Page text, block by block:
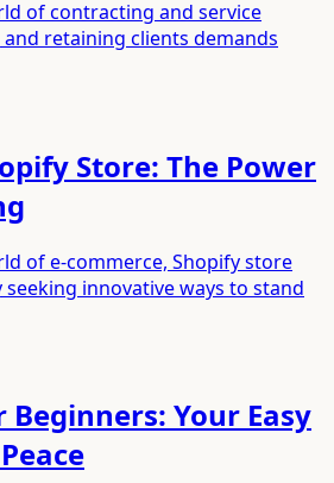
of contracting and service
retaining clients demands
Store: The Power
of e-commerce, Shopify store
innovative ways to stand
Your Easy